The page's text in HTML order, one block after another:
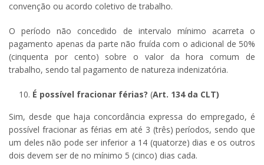
convenção ou acordo coletivo de trabalho.
O período não concedido de intervalo mínimo acarreta o
pagamento apenas da parte não fruída com o adicional de 50%
(cinquenta por cento) sobre o valor da hora comum de
trabalho, sendo tal pagamento de natureza indenizatória.
É possível fracionar férias? (Art. 134 da CLT)
Sim, desde que haja concordância expressa do empregado, é
possível fracionar as férias em até 3 (três) períodos, sendo que
um deles não pode ser inferior a 14 (quatorze) dias e os outros
dois devem ser de no mínimo 5 (cinco) dias cada.